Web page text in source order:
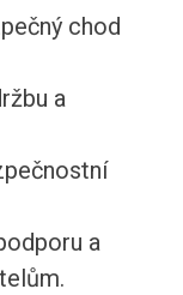
chod
a
a